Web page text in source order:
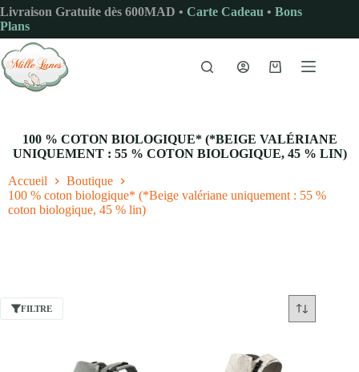
Passer
au
contenu
Livraison Gratuite dès 600MAD • Carte Cadeau • Bons
Plans
Panier
100 % COTON BIOLOGIQUE* (*BEIGE VALÉRIANE
UNIQUEMENT : 55 % COTON BIOLOGIQUE, 45 % LIN)
Accueil
Boutique
100 % coton biologique* (*Beige valériane uniquement : 55 %
coton biologique, 45 % lin)
FILTRE